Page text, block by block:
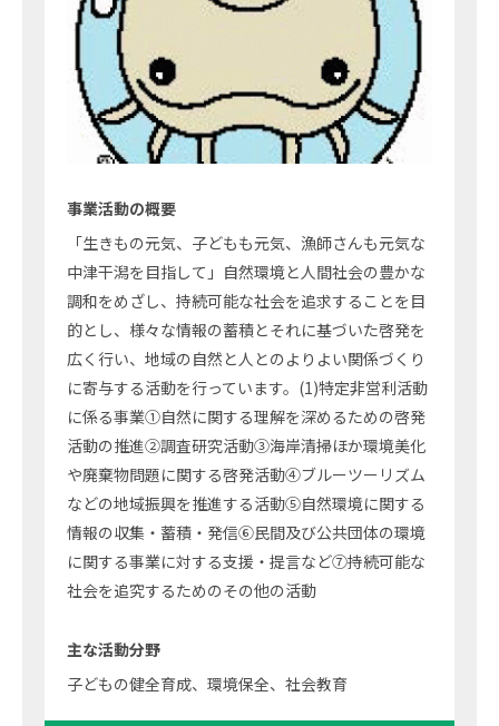
事業活動の概要
「生きもの元気、子どもも元気、漁師さんも元気な
中津干潟を目指して」自然環境と人間社会の豊かな
調和をめざし、持続可能な社会を追求することを目
的とし、様々な情報の蓄積とそれに基づいた啓発を
広く行い、地域の自然と人とのよりよい関係づくり
に寄与する活動を行っています。(1)特定非営利活動
に係る事業①自然に関する理解を深めるための啓発
活動の推進②調査研究活動③海岸清掃ほか環境美化
や廃棄物問題に関する啓発活動④ブルーツーリズム
などの地域振興を推進する活動⑤自然環境に関する
情報の収集・蓄積・発信⑥民間及び公共団体の環境
に関する事業に対する支援・提言など⑦持続可能な
社会を追究するためのその他の活動
主な活動分野
子どもの健全育成、環境保全、社会教育